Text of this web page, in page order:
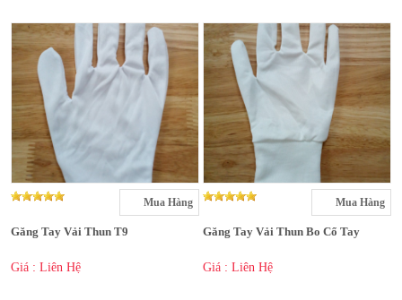
Mua Hàng
Găng Tay Vải Thun T9
Giá : Liên Hệ
Mua Hàng
Găng Tay Vải Thun Bo Cổ Tay
Giá : Liên Hệ